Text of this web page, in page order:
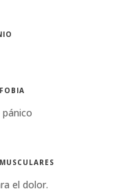
el dolor.